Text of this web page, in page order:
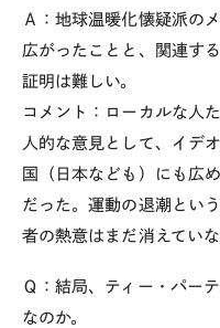
Ａ：地球温暖化懐疑派の
広がったことと、関連す
証明は難しい。
コメント：ローカルな人
人的な意見として、イデ
国（日本なども）にも広
だった。運動の退潮とい
者の熱意はまだ消えてい
Ｑ：結局、ティー・パー
なのか。